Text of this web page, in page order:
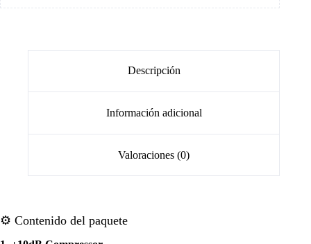
Descripción
Información adicional
Valoraciones (0)
⚙️ Contenido del paquete